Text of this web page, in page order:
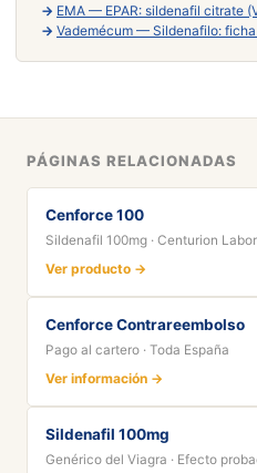
→ EMA — EPAR: sildenafil citrate
→ Vademécum — Sildenafilo:
PÁGINAS RELACIONADAS
Cenforce 100
Sildenafil 100mg · Centurion
Ver producto →
Cenforce Contrareembolso
Pago al cartero · Toda España
Ver información →
Sildenafil 100mg
Genérico del Viagra · Efecto